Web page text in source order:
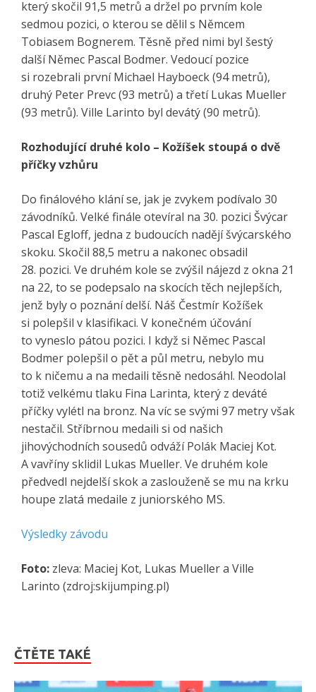
který skočil 91,5 metrů a držel po prvním kole
sedmou pozici, o kterou se dělil s Němcem
Tobiasem Bognerem. Těsně před nimi byl šestý
další Němec Pascal Bodmer. Vedoucí pozice
si rozebrali první Michael Hayboeck (94 metrů),
druhý Peter Prevc (93 metrů) a třetí Lukas Mueller
(93 metrů). Ville Larinto byl devátý (90 metrů).
Rozhodující druhé kolo – Kožíšek stoupá o dvě
příčky vzhůru
Do finálového klání se, jak je zvykem podívalo 30
závodníků. Velké finále otevíral na 30. pozici Švýcar
Pascal Egloff, jedna z budoucích nadějí švýcarského
skoku. Skočil 88,5 metru a nakonec obsadil
28. pozici. Ve druhém kole se zvýšil nájezd z okna 21
na 22, to se podepsalo na skocích těch nejlepších,
jenž byly o poznání delší. Náš Čestmír Kožíšek
si polepšil v klasifikaci. V konečném účování
to vyneslo pátou pozici. I když si Němec Pascal
Bodmer polepšil o pět a půl metru, nebylo mu
to k ničemu a na medaili těsně nedosáhl. Neodolal
totiž velkému tlaku Fina Larinta, který z deváté
příčky vylétl na bronz. Na víc se svými 97 metry však
nestačil. Stříbrnou medaili si od našich
jihovýchodních sousedů odváží Polák Maciej Kot.
A vavříny sklidil Lukas Mueller. Ve druhém kole
předvedl nejdelší skok a zaslouženě se mu na krku
houpe zlatá medaile z juniorského MS.
Výsledky závodu
Foto: zleva: Maciej Kot, Lukas Mueller a Ville
Larinto (zdroj:skijumping.pl)
ČTĚTE TAKÉ